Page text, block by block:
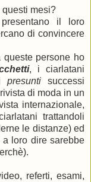
mesi?
il loro
di convincere
persone ho
,
i ciarlatani
presuntisuccessi
di moda in un
internazionale,
trattandoli
le distanze) ed
loro dire sarebbe
referti, esami,